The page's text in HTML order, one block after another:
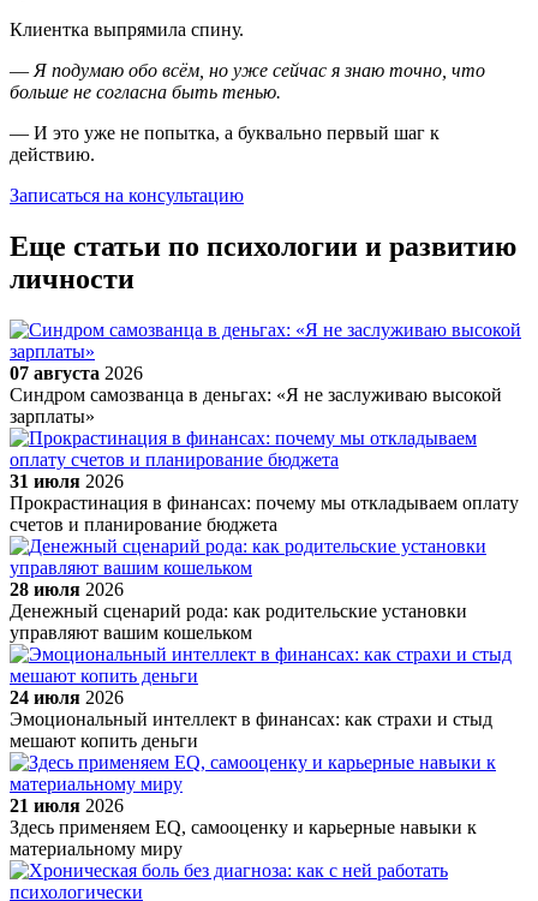
Клиентка выпрямила спину.
— Я подумаю обо всём, но уже сейчас я знаю точно, что
больше не согласна быть тенью.
— И это уже не попытка, а буквально первый шаг к
действию.
Записаться на консультацию
Еще статьи по психологии и развитию
личности
07 августа 2026
Синдром самозванца в деньгах: «Я не заслуживаю высокой
зарплаты»
31 июля 2026
Прокрастинация в финансах: почему мы откладываем оплату
счетов и планирование бюджета
28 июля 2026
Денежный сценарий рода: как родительские установки
управляют вашим кошельком
24 июля 2026
Эмоциональный интеллект в финансах: как страхи и стыд
мешают копить деньги
21 июля 2026
Здесь применяем EQ, самооценку и карьерные навыки к
материальному миру